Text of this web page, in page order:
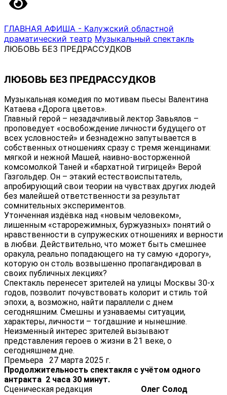
ГЛАВНАЯ АФИША - Калужский областной
драматический театр Музыкальный спектакль
ЛЮБОВЬ БЕЗ ПРЕДРАССУДКОВ
ЛЮБОВЬ БЕЗ ПРЕДРАССУДКОВ
Музыкальная комедия по мотивам пьесы Валентина
Катаева «Дорога цветов».
Главный герой – незадачливый лектор Завьялов –
проповедует «освобождение личности будущего от
всех условностей» и безнадежно запутывается в
собственных отношениях сразу с тремя женщинами:
мягкой и нежной Машей, наивно-восторженной
комсомолкой Таней и «бархатной тигрицей» Верой
Газгольдер. Он – этакий естествоиспытатель,
апробирующий свои теории на чувствах других людей
без малейшей ответственности за результат
сомнительных экспериментов.
Утонченная издёвка над «новым человеком»,
лишенным «старорежимных, буржуазных» понятий о
нравственности в супружеских отношениях и верности
в любви. Действительно, что может быть смешнее
оракула, реально попадающего на ту самую «дорогу»,
которую он столь возвышенно пропагандировал в
своих публичных лекциях?
Спектакль перенесет зрителей на улицы Москвы 30-х
годов, позволит почувствовать колорит и стиль той
эпохи, а, возможно, найти параллели с днем
сегодняшним. Смешны и узнаваемы ситуации,
характеры, личности – тогдашние и нынешние.
Неизменный интерес зрителей вызывают
представления героев о жизни в 21 веке, о
сегодняшнем дне.
Премьера 27 марта 2025 г.
Продолжительность спектакля с учётом одного
антракта 2 часа 30 минут.
Сценическая редакция Олег Солод